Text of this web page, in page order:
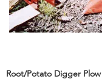
Root/Potato Digger Plow